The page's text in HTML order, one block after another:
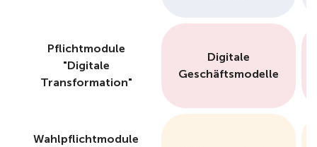
Pflichtmodule
"Digitale
Transformation"
Digitale
Geschäftsmodelle
Wahlpflichtmodule